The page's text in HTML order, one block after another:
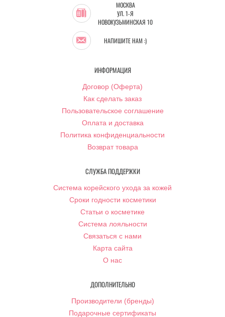
МОСКВА
УЛ. 1-Я
НОВОКУЗЬМИНСКАЯ 10
НАПИШИТЕ НАМ :)
ИНФОРМАЦИЯ
Договор (Оферта)
Как сделать заказ
Пользовательское соглашение
Оплата и доставка
Политика конфиденциальности
Возврат товара
СЛУЖБА ПОДДЕРЖКИ
Система корейского ухода за кожей
Сроки годности косметики
Статьи о косметике
Система лояльности
Связаться с нами
Карта сайта
О нас
ДОПОЛНИТЕЛЬНО
Производители (бренды)
Подарочные сертификаты